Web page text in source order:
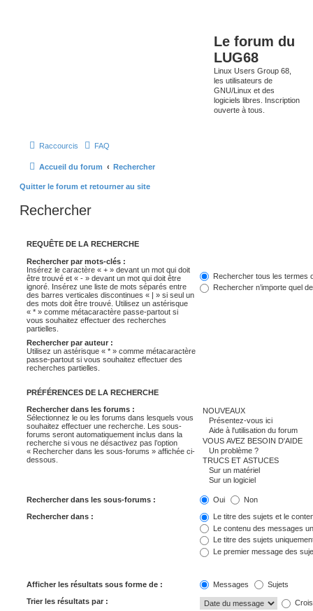
Le forum du
LUG68
Linux Users Group 68,
les utilisateurs de
GNU/Linux et des
logiciels libres. Inscription
ouverte à tous.
Raccourcis FAQ
Accueil du forum Rechercher
Quitter le forum et retourner au site
Rechercher
REQUÊTE DE LA RECHERCHE
Rechercher par mots-clés :
Insérez le caractère « + » devant un mot qui doit
être trouvé et « - » devant un mot qui doit être
ignoré. Insérez une liste de mots séparés entre
des barres verticales discontinues « | » si seul un
des mots doit être trouvé. Utilisez un astérisque
« * » comme métacaractère passe-partout si
vous souhaitez effectuer des recherches
partielles.
Rechercher tous les termes
Rechercher n’importe quel
Rechercher par auteur :
Utilisez un astérisque « * » comme métacaractère
passe-partout si vous souhaitez effectuer des
recherches partielles.
PRÉFÉRENCES DE LA RECHERCHE
Rechercher dans les forums :
Sélectionnez le ou les forums dans lesquels vous
souhaitez effectuer une recherche. Les sous-
forums seront automatiquement inclus dans la
recherche si vous ne désactivez pas l’option
« Rechercher dans les sous-forums » affichée ci-
dessous.
Rechercher dans les sous-forums : Oui Non
Rechercher dans :
Le titre des sujets et le
Le contenu des messages
Le titre des sujets
Le premier message des
Afficher les résultats sous forme de : Messages Sujets
Trier les résultats par :